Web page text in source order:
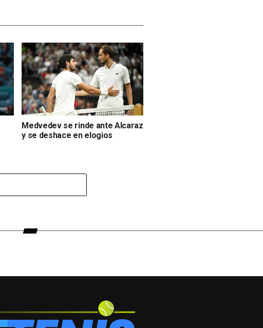
Medvedev se rinde ante Alcaraz
y se deshace en elogios